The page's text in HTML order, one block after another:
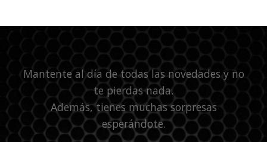
Mantente al día de todas las novedades y no
te pierdas nada.
Además, tienes muchas sorpresas
esperándote.